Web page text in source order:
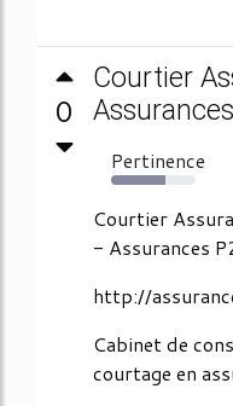
0
Courtier
Pertinence
64%
Courtier
- Assurances
http://
Cabinet de
courtage en